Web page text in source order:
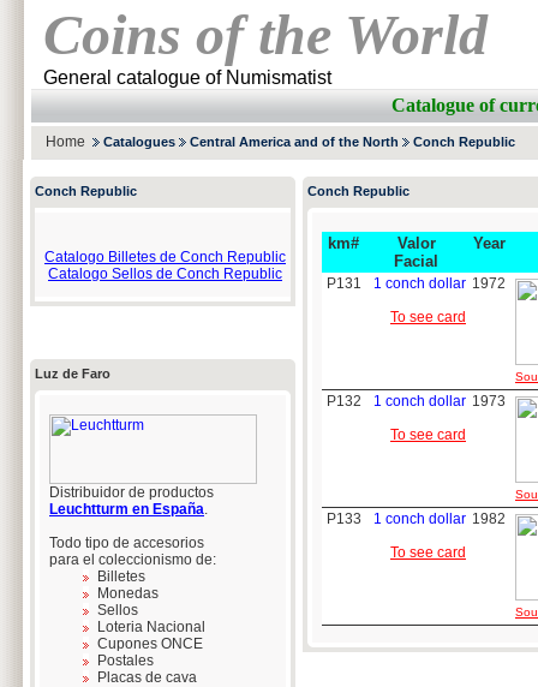
Coins of the World
General catalogue of Numismatist
Catalogue of
Home Catalogues Central America and of the North Conch Republic
Conch Republic
Catalogo Billetes de Conch Republic
Catalogo Sellos de Conch Republic
Luz de Faro
Distribuidor de productos
Leuchtturm en España.
Todo tipo de accesorios
para el coleccionismo de:
Billetes
Monedas
Sellos
Loteria Nacional
Cupones ONCE
Postales
Placas de cava
Conch Republic
km#
Valor
Facial
Year
P131
1 conch dollar
To see card
1972
P132
1 conch dollar
To see card
1973
P133
1 conch dollar
To see card
1982